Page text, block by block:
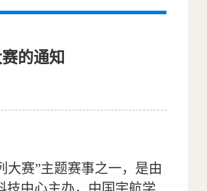
的通知
大赛”主题赛事之一，是由